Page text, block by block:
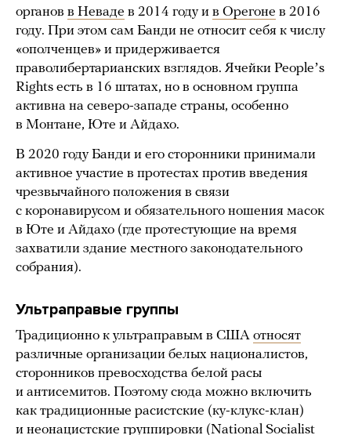
органов в Неваде в 2014 году и в Орегоне в 2016
году. При этом сам Банди не относит себя к числу
«ополченцев» и придерживается
праволибертарианских взглядов. Ячейки Peopleʼs
Rights есть в 16 штатах, но в основном группа
активна на северо-западе страны, особенно
в Монтане, Юте и Айдахо.
В 2020 году Банди и его сторонники принимали
активное участие в протестах против введения
чрезвычайного положения в связи
с коронавирусом и обязательного ношения масок
в Юте и Айдахо (где протестующие на время
захватили здание местного законодательного
собрания).
Ультраправые группы
Традиционно к ультраправым в США относят
различные организации белых националистов,
сторонников превосходства белой расы
и антисемитов. Поэтому сюда можно включить
как традиционные расистские (ку-клукс-клан)
и неонацистские группировки (National Socialist